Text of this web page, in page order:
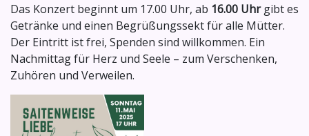
Das Konzert beginnt um 17.00 Uhr, ab 16.00 Uhrgibt es
Getränke und einen Begrüßungssekt für alle Mütter.
Der Eintritt ist frei, Spenden sind willkommen. Ein
Nachmittag für Herz und Seele – zum Verschenken,
Zuhören und Verweilen.